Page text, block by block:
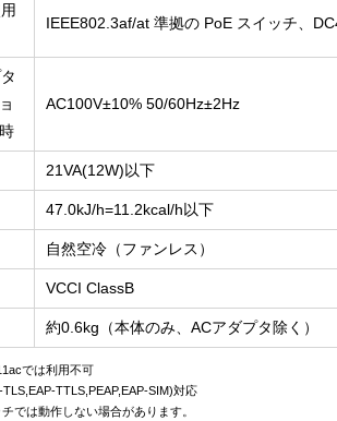
IEEE802.3af/at 準拠の PoE スイッチ、
AC100V±10% 50/60Hz±2Hz
21VA(12W)以下
47.0kJ/h=11.2kcal/h以下
自然空冷（ファンレス）
VCCI ClassB
約0.6kg（本体のみ、ACアダプタ除く）
では利用不可
TTLS,PEAP,EAP-SIM)対応
では動作しない場合があります。